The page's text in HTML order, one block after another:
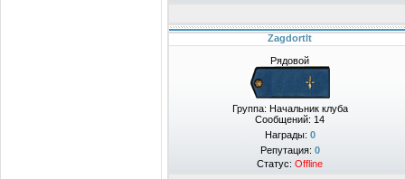
Zagdortlt
Рядовой
Группа: Начальник клуба
Сообщений: 14
Награды: 0
Репутация: 0
Статус: Offline